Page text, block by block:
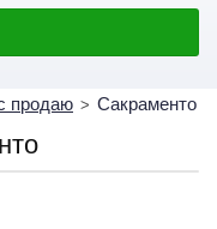
продаю > Сакраменто